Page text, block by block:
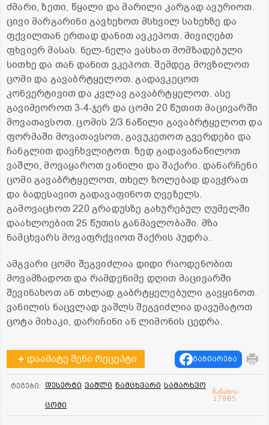
ძმარი, ზეთი, წყალი და მარილი კარგად ავურიოთ.
ცივი მარგარინი გავხეხოთ მსხვილ სახეხზე და
ფქვილთან ერთად დანით ავკეპოთ. მივიღებთ
ფხვიერ მასას. ნელ-ნელა ვასხათ მომზადებული
სითხე და თან დანით ვკეპოთ. შემდეგ მოვზილოთ
ცომი და გავაბრტყელოთ. გადავკეცოთ
კონვერტივით და კვლავ გავაბრტყელოთ. ასე
გავიმეოროთ 3-4-ჯერ და ცომი 20 წუთით მაცივარში
მოვათავსოთ. ცომის 2/3 ნაწილი გავაბრტყელოთ და
ფორმაში მოვათავსოთ, გავუკეთოთ გვერდები და
ჩანგლით დავჩხვლიტოთ. ზედ გადავანაწილოთ
ვაშლი, მოვაყაროთ ვანილი და შაქარი. დანარჩენი
ცომი გავაბრტყელოთ, თხელ ზოლებად დავჭრათ
და ბადესავით გადავაფინოთ ღვეზელს.
გამოვაცხოთ 220 გრადუსზე გახურებულ ღუმელში
დაახლოებით 25 წუთის განმავლობაში. მზა
ნამცხვარს მოვაფრქვიოთ შაქრის პუდრა.
ამგვარი ცომი შეგვიძლია დიდი რაოდენობით
მოვამზადოთ და რამდენიმე დღით მაცივარში
შევინახოთ ან თხლად გაბრტყელებული გავყინოთ.
ვანილის ნაცვლად ვაშლს შეგვიძლია დავუმატოთ
ცოტა მიხაკი, დარიჩინი ან ლიმონის ცედრა.
დაამატე შენი რეცეპტი გაზიარება
ტეგები: დესერტი ვაშლი ნამცხვარი სამარხვო
ცომი
ნანახია:
17885